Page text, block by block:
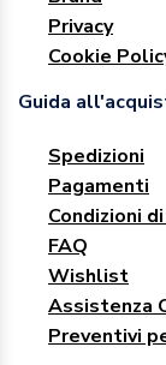
Privacy
Cookie
Guida
Spedizioni
Pagamenti
Condizioni
FAQ
Wishlist
Assistenza
Preventivi